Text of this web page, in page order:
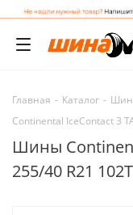
Главная - Каталог -
Continental IceContact 3
Шины
255/40 R21 102T